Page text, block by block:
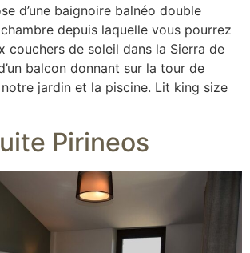
d’une baignoire balnéo double
depuis laquelle vous pourrez
couchers de soleil dans la Sierra de
balcon donnant sur la tour de
notre jardin et la piscine. Lit king size
Pirineos